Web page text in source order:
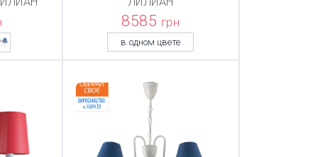
8585 грн
в одном цвете